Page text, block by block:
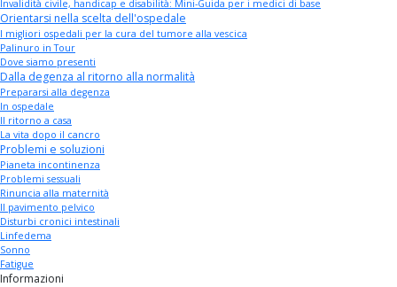
Invalidità civile, handicap e disabilità: Mini-Guida per i medici di base
Orientarsi nella scelta dell'ospedale
I migliori ospedali per la cura del tumore alla vescica
Palinuro in Tour
Dove siamo presenti
Dalla degenza al ritorno alla normalità
Prepararsi alla degenza
In ospedale
Il ritorno a casa
La vita dopo il cancro
Problemi e soluzioni
Pianeta incontinenza
Problemi sessuali
Rinuncia alla maternità
Il pavimento pelvico
Disturbi cronici intestinali
Linfedema
Sonno
Fatigue
Informazioni